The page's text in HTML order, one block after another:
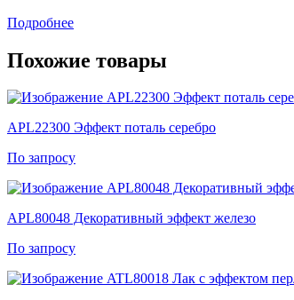
Подробнее
Похожие товары
APL22300 Эффект поталь серебро
По запросу
APL80048 Декоративный эффект железо
По запросу